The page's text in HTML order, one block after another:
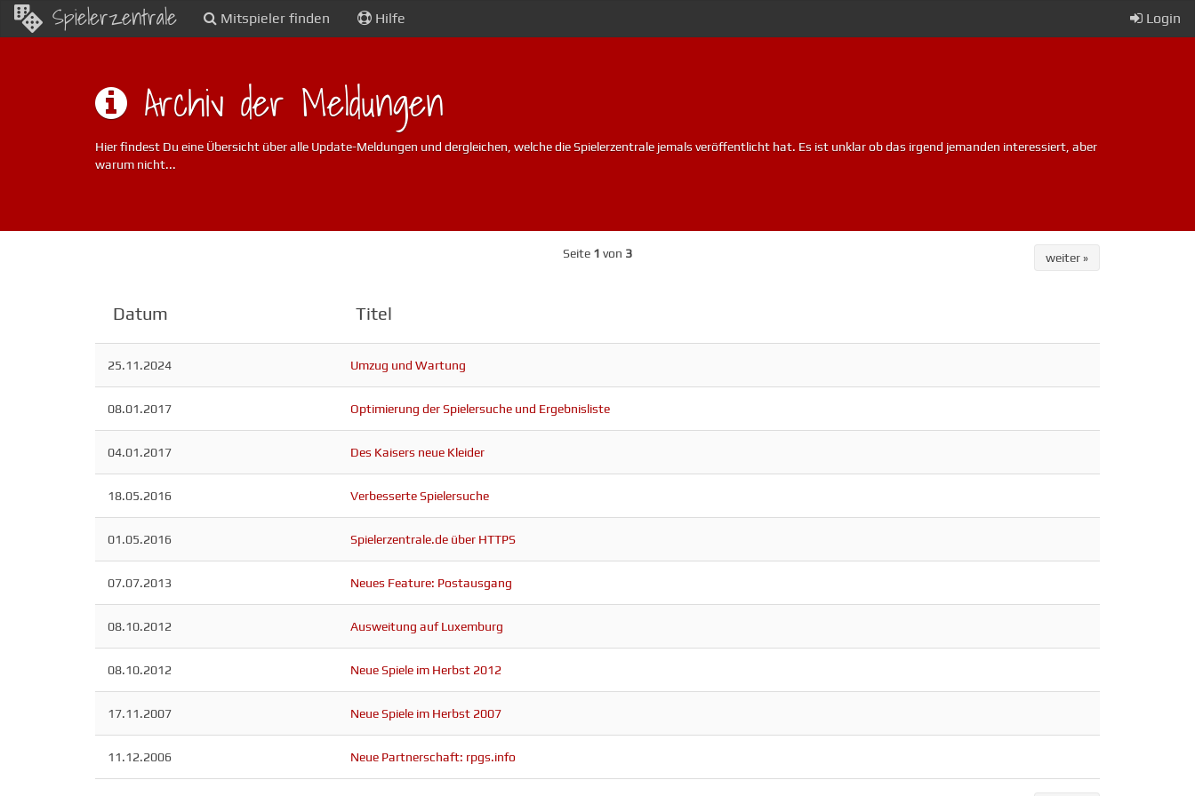
Spielerzentrale Mitspieler finden Hilfe Login
Archiv der Meldungen
Hier findest Du eine Übersicht über alle Update-Meldungen und dergleichen, welche die Spielerzentrale jemals veröffentlicht hat. Es ist unklar ob das irgend jemanden interessiert, aber
warum nicht...
Seite 1 von 3 weiter »
Datum Titel
25.11.2024 Umzug und Wartung
08.01.2017 Optimierung der Spielersuche und Ergebnisliste
04.01.2017 Des Kaisers neue Kleider
18.05.2016 Verbesserte Spielersuche
01.05.2016 Spielerzentrale.de über HTTPS
07.07.2013 Neues Feature: Postausgang
08.10.2012 Ausweitung auf Luxemburg
08.10.2012 Neue Spiele im Herbst 2012
17.11.2007 Neue Spiele im Herbst 2007
11.12.2006 Neue Partnerschaft: rpgs.info